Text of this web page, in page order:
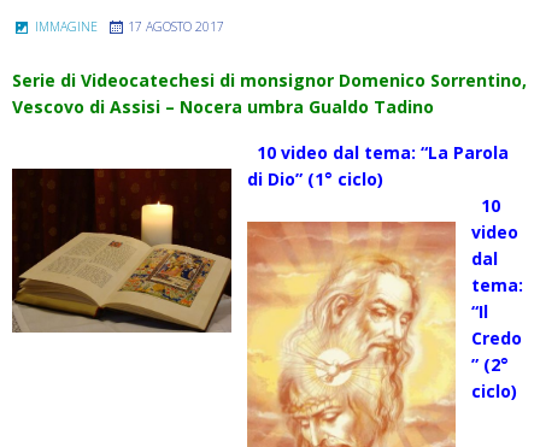
IMMAGINE 17 AGOSTO 2017
Serie di Videocatechesi di monsignor Domenico Sorrentino,
Vescovo di Assisi – Nocera umbra Gualdo Tadino
10 video dal tema: “La Parola
di Dio” (1° ciclo)
10
video
dal
tema:
“Il
Credo
” (2°
ciclo)